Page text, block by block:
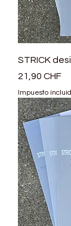
STRICK
Precio
21,90 CHF
Impuesto